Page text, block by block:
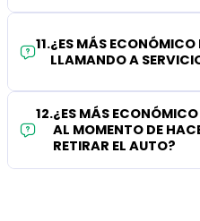
11.¿ES MÁS ECONÓMICO
LLAMANDO A
12.¿ES MÁS
AL MOMENTO DE
RETIRAR EL AUTO?